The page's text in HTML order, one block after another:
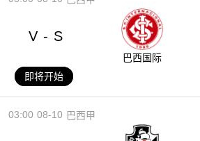
V - S
巴西国际
即将开始
08-10
03:00 巴西甲